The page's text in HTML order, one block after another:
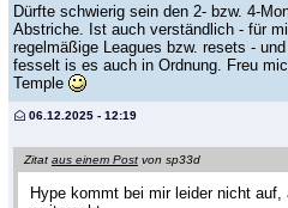
Dürfte schwierig sein den 2- bzw. 4-
Abstriche. Ist auch verständlich - für
regelmäßige Leagues bzw. resets -
fesselt is es auch in Ordnung. Freu
Temple
06.12.2025 - 12:19
Zitat aus einem Post von sp33d
Hype kommt bei mir leider nicht